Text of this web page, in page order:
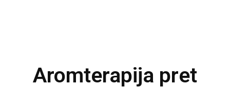
Aromterapija pret